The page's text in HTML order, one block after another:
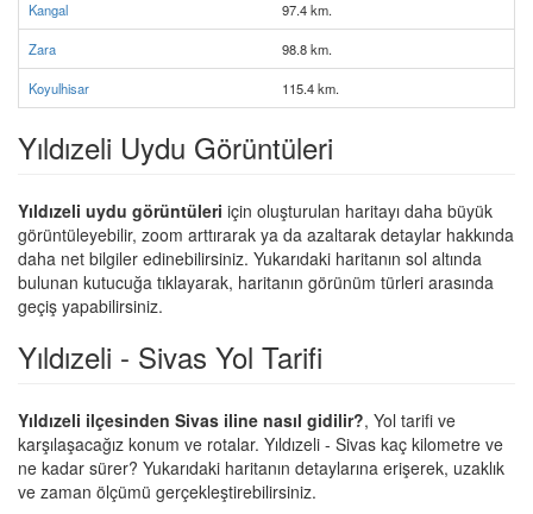
Kangal 97.4 km.
Zara 98.8 km.
Koyulhisar 115.4 km.
Yıldızeli Uydu Görüntüleri
Yıldızeli uydu görüntüleri için oluşturulan haritayı daha büyük
görüntüleyebilir, zoom arttırarak ya da azaltarak detaylar hakkında
daha net bilgiler edinebilirsiniz. Yukarıdaki haritanın sol altında
bulunan kutucuğa tıklayarak, haritanın görünüm türleri arasında
geçiş yapabilirsiniz.
Yıldızeli - Sivas Yol Tarifi
Yıldızeli ilçesinden Sivas iline nasıl gidilir?, Yol tarifi ve
karşılaşacağız konum ve rotalar. Yıldızeli - Sivas kaç kilometre ve
ne kadar sürer? Yukarıdaki haritanın detaylarına erişerek, uzaklık
ve zaman ölçümü gerçekleştirebilirsiniz.